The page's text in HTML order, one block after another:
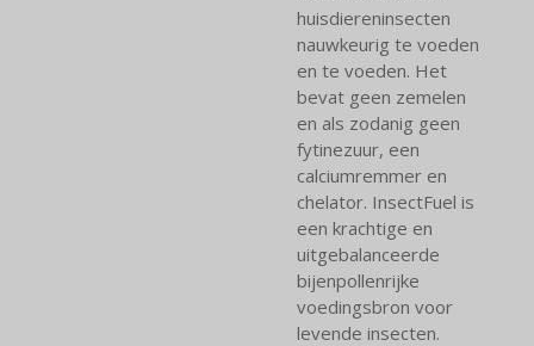
huisdiereninsecten
nauwkeurig te voeden
en te voeden. Het
bevat geen zemelen
en als zodanig geen
fytinezuur, een
calciumremmer en
chelator. InsectFuel is
een krachtige en
uitgebalanceerde
bijenpollenrijke
voedingsbron voor
levende insecten.